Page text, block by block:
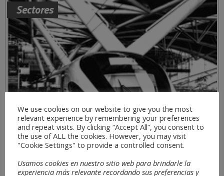
Sectores
We use cookies on our website to give you the most
relevant experience by remembering your preferences
and repeat visits. By clicking “Accept All”, you consent to
the use of ALL the cookies. However, you may visit
"Cookie Settings" to provide a controlled consent.
Usamos cookies en nuestro sitio web para brindarle la
experiencia más relevante recordando sus preferencias y